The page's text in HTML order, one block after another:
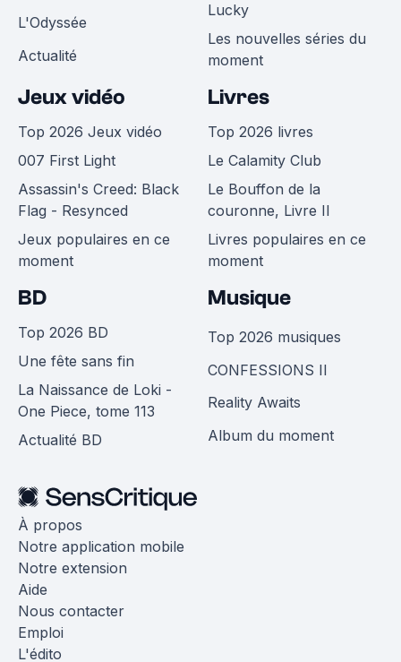
L'Odyssée
Actualité
Lucky
Les nouvelles séries du
moment
Jeux vidéo
Top 2026 Jeux vidéo
007 First Light
Assassin's Creed: Black
Flag - Resynced
Jeux populaires en ce
moment
Livres
Top 2026 livres
Le Calamity Club
Le Bouffon de la
couronne, Livre II
Livres populaires en ce
moment
BD
Top 2026 BD
Une fête sans fin
La Naissance de Loki -
One Piece, tome 113
Actualité BD
Musique
Top 2026 musiques
CONFESSIONS II
Reality Awaits
Album du moment
À propos
Notre application mobile
Notre extension
Aide
Nous contacter
Emploi
L'édito